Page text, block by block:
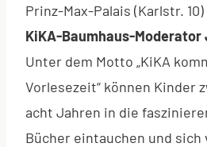
Prinz-Max-Palais (Karlstr.
KiKA-Baumhaus-
Unter dem Motto „KiKA
Vorlesezeit“ können Kinder
acht Jahren in die
Bücher eintauchen und sich